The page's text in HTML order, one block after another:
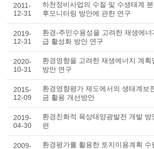
2011-
12-31
하천정비사업의 수질 및 수생태계
후모니터링 방안에 관한 연구
2019-
12-31
환경-주민수용성을 고려한 재생에너
급 활성화 방안 연구
2020-
10-31
환경영향을 고려한 재생에너지 계획
방안 연구
2015-
12-09
환경영향평가 제도에서의 생태계보
금 활용 개선방안
2019-
04-30
환경친화적 육상태양광발전 개발 방
련
2009- 환경평가를 활용한 토지이용계획 수